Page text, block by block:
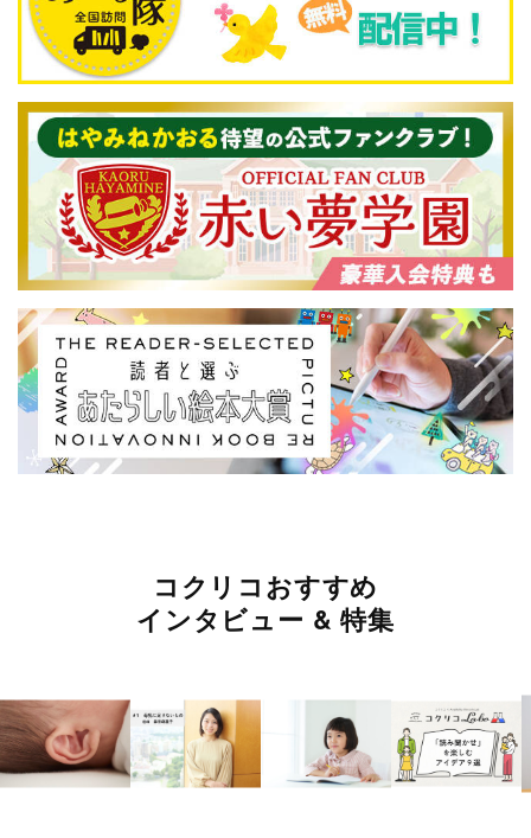
コクリコおすすめ
インタビュー & 特集